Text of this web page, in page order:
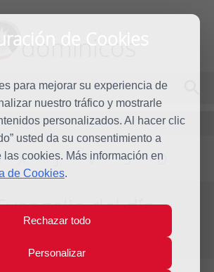
de Cookies
para mejorar su experiencia de
nuestro tráfico y mostrarle
personalizados. Al hacer clic
usted da su consentimiento a
las cookies. Más información en
de Cookies.
Rechazar todo
Personalizar
dominicos
X J V S D
del día